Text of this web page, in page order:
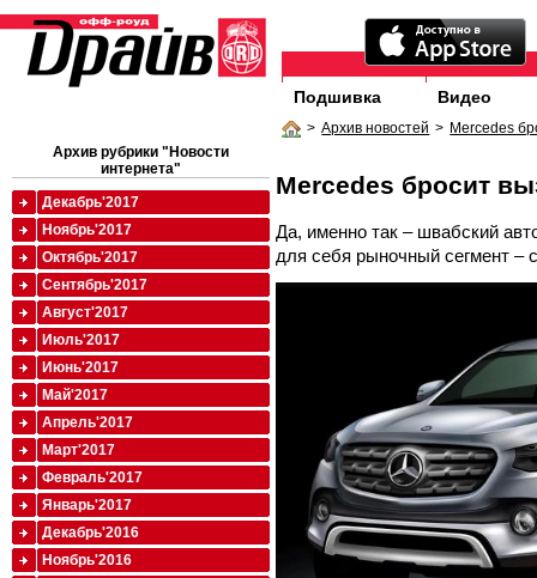
Подшивка Видео
> Архив новостей > Mercedes
Mercedes бросит
Да, именно так – швабский
для себя рыночный сегмент –
Архив рубрики "Новости
интернета"
Декабрь'2017
Ноябрь'2017
Октябрь'2017
Сентябрь'2017
Август'2017
Июль'2017
Июнь'2017
Май'2017
Апрель'2017
Март'2017
Февраль'2017
Январь'2017
Декабрь'2016
Ноябрь'2016